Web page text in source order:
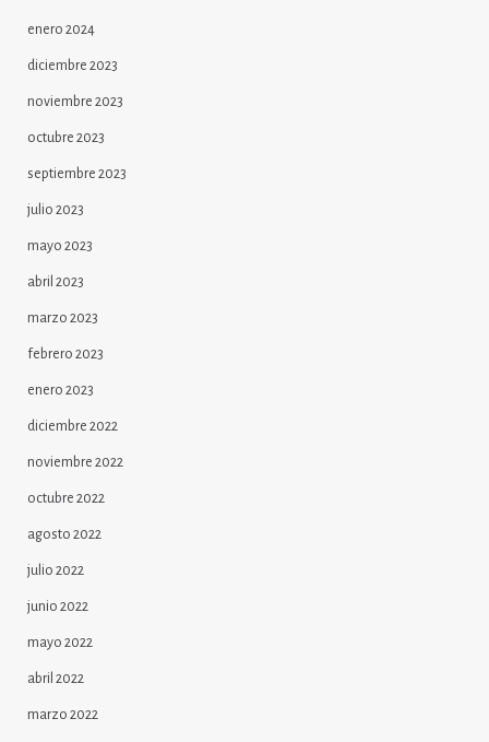
enero 2024
diciembre 2023
noviembre 2023
octubre 2023
septiembre 2023
julio 2023
mayo 2023
abril 2023
marzo 2023
febrero 2023
enero 2023
diciembre 2022
noviembre 2022
octubre 2022
agosto 2022
julio 2022
junio 2022
mayo 2022
abril 2022
marzo 2022